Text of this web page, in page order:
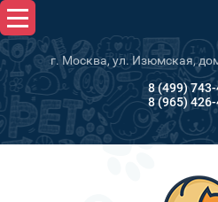
г. Москва, ул. Изюмская,
8 (499)
8 (965)